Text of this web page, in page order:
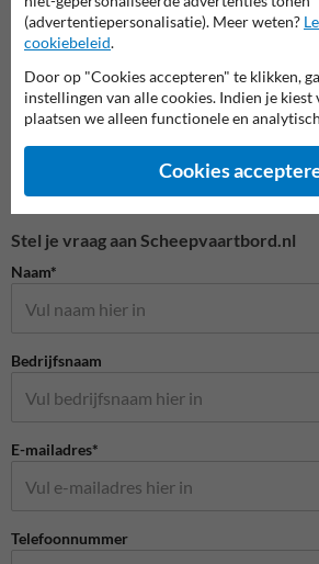
Stel je vraag aan Scheepvaartbord.nl
Naam*
Bedrijfsnaam
E-mailadres*
Telefoonnummer
(advertentiepersonalisatie). Meer weten?
cookiebeleid.
Door op "Cookies accepteren" te klikken,
instellingen van alle cookies. Indien je kiest
plaatsen we alleen functionele en
Cookies